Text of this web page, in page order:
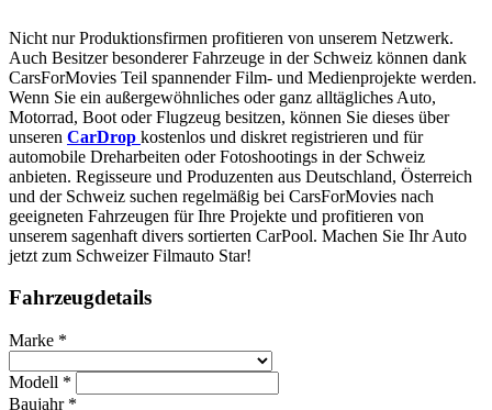
Nicht nur Produktionsfirmen profitieren von unserem Netzwerk.
Auch Besitzer besonderer Fahrzeuge in der Schweiz können dank
CarsForMovies Teil spannender Film- und Medienprojekte werden.
Wenn Sie ein außergewöhnliches oder ganz alltägliches Auto,
Motorrad, Boot oder Flugzeug besitzen, können Sie dieses über
unseren CarDrop kostenlos und diskret registrieren und für
automobile Dreharbeiten oder Fotoshootings in der Schweiz
anbieten. Regisseure und Produzenten aus Deutschland, Österreich
und der Schweiz suchen regelmäßig bei CarsForMovies nach
geeigneten Fahrzeugen für Ihre Projekte und profitieren von
unserem sagenhaft divers sortierten CarPool. Machen Sie Ihr Auto
jetzt zum Schweizer Filmauto Star!
Fahrzeugdetails
Marke *
Modell *
Baujahr *